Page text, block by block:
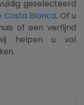
geselecteerd
Costa Blanca. Of u
of een verfijnd
helpen u vol